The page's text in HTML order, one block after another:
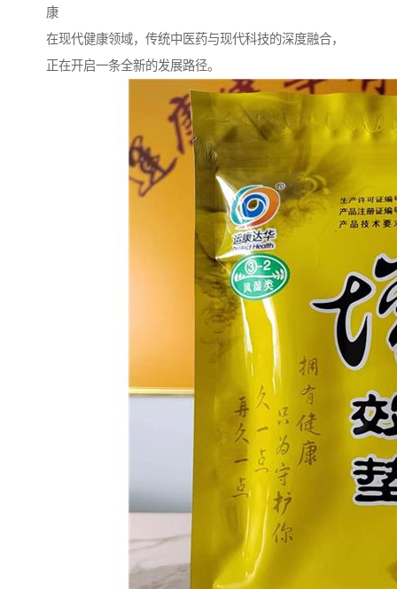
康
在现代健康领域，传统中医药与现代科技的深度融合，
正在开启一条全新的发展路径。